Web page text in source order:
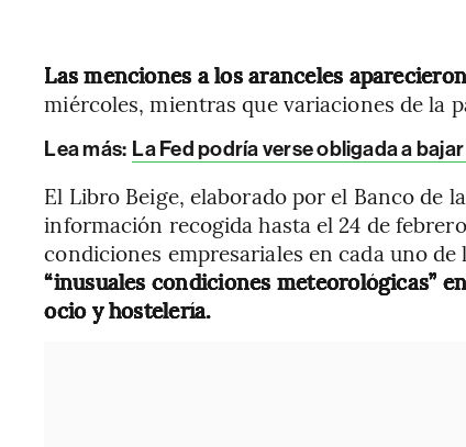
Las menciones a los aranceles
miércoles, mientras que variaciones de la
Lea más: La Fed podría verse obligada a
El Libro Beige, elaborado por el Banco de
información recogida hasta el 24 de
condiciones empresariales en cada uno de
“inusuales condiciones meteorológicas”
ocio y hostelería.